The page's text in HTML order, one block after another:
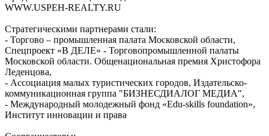
WWW.USPEH-REALTY.RU
Стратегическими партнерами стали:
- Торгово – промышленная палата Московской области,
Спецпроект «В ДЕЛЕ» - Торговопромышленной палаты
Московской области. Общенациональная премия Христофора
Леденцова,
- Ассоциация малых туристических городов, Издательско-
коммуникационная группа "БИЗНЕСДИАЛОГ МЕДИА",
- Международный молодежный фонд «Edu-skills foundation»,
Институт инновации и права